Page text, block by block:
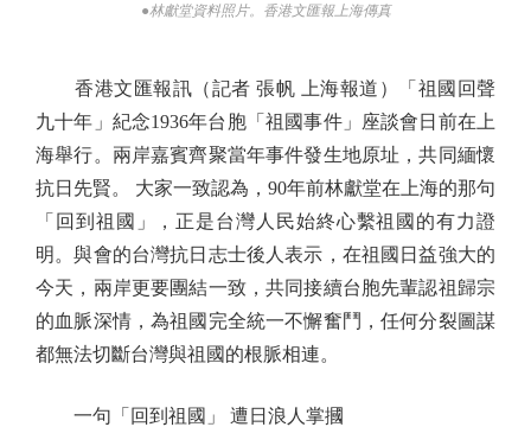
●林獻堂資料照片。香港文匯報上海傳真
香港文匯報訊（記者 張帆 上海報道）「祖國回聲
九十年」紀念1936年台胞「祖國事件」座談會日前在上
海舉行。兩岸嘉賓齊聚當年事件發生地原址，共同緬懷
抗日先賢。 大家一致認為，90年前林獻堂在上海的那句
「回到祖國」，正是台灣人民始終心繫祖國的有力證
明。與會的台灣抗日志士後人表示，在祖國日益強大的
今天，兩岸更要團結一致，共同接續台胞先輩認祖歸宗
的血脈深情，為祖國完全統一不懈奮鬥，任何分裂圖謀
都無法切斷台灣與祖國的根脈相連。
一句「回到祖國」 遭日浪人掌摑